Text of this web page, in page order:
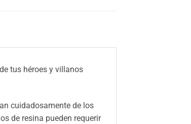
tus héroes y villanos
cuidadosamente de los
de resina pueden requerir